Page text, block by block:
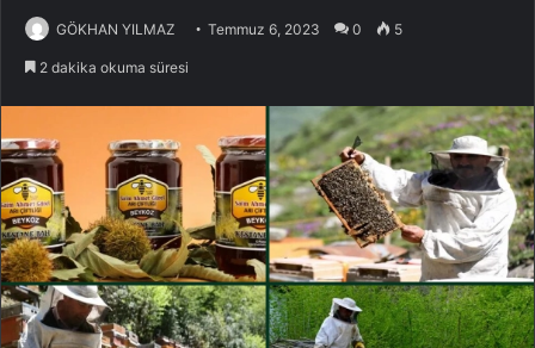
GÖKHAN YILMAZ Temmuz 6, 2023 0 5
2 dakika okuma süresi